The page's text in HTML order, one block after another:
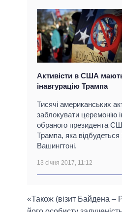
Активісти в США
інавгурацію Трампа
Тисячі американських
заблокувати церемонію
обраного президента
Трампа, яка відбудеться
Вашингтоні.
13 січня 2017, 11:12
«Також (візит Байдена –